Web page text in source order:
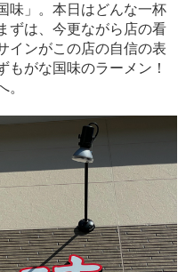
味」。本日はどんな一杯
ずは、今更ながら店の看
インがこの店の自信の表
もがな国味のラーメン！
。